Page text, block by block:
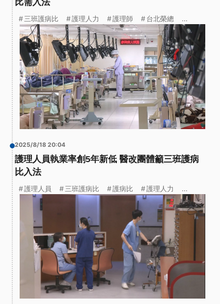
比需入法
三班護病比 護理人力 護理師 台北榮總 ...
2025/8/18 20:04
護理人員執業率創5年新低 醫改團體籲三班護病
比入法
護理人員 三班護病比 護病比 護理人力 ...